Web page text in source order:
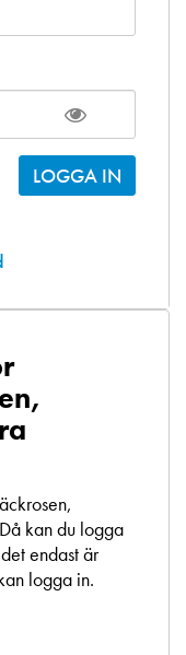
kan du logga
endast är
logga in.